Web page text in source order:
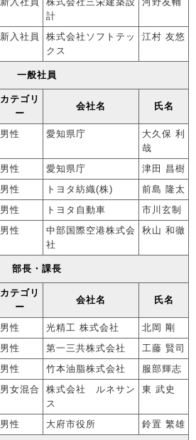
計
新入社員
株式会社ソフトテッ
クス
江村 友悠
一般社員
カテゴリ
ー
会社名 氏名
男性 愛知県庁
大久保 利
哉
男性 愛知県庁
津田 昌樹
男性 トヨタ紡織(株)
前島 隆太
男性 トヨタ自動車 市川玄制
男性
中部国際空港株式会
社
秋山 和徹
部長・課長
カテゴリ
ー
会社名 氏名
男性 光精工 株式会社
北岡 剛
男性 第一三共株式会社
工藤 賢司
男性 竹本油脂株式会社 服部輝志
男女混合
株式会社 ルネサン
ス
東 武史
男性 大府市役所 鈴置 繁雄